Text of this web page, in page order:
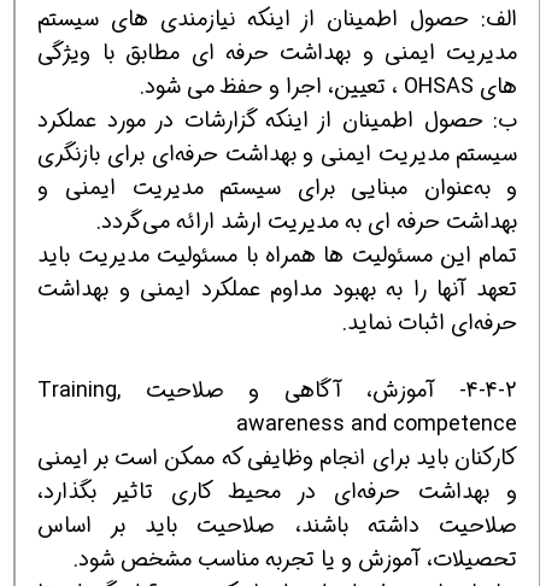
الف: حصول اطمینان از اینکه نیازمندی های سیستم
مدیریت ایمنی و بهداشت حرفه ای مطابق با ویژگی
های OHSAS ، تعیین، اجرا و حفظ می شود.
ب: حصول اطمینان از اینکه گزارشات در مورد عملکرد
سیستم مدیریت ایمنی و بهداشت حرفه‌ای برای بازنگری
و به‌عنوان مبنایی برای سیستم مدیریت ایمنی و
بهداشت حرفه‌ ای به مدیریت ارشد ارائه می‌گردد.
تمام این مسئولیت ها همراه با مسئولیت مدیریت باید
تعهد آنها را به بهبود مداوم عملکرد ایمنی و بهداشت
حرفه‌ای اثبات نماید.
4-4-2- آموزش، آگاهی و صلاحیت Training,
awareness and competence
کارکنان باید برای انجام وظایفی که ممکن است بر ایمنی
و بهداشت حرفه‌ای در محیط کاری تاثیر بگذارد،
صلاحیت داشته باشند، صلاحیت باید بر اساس
تحصیلات، آموزش و یا تجربه مناسب مشخص شود.